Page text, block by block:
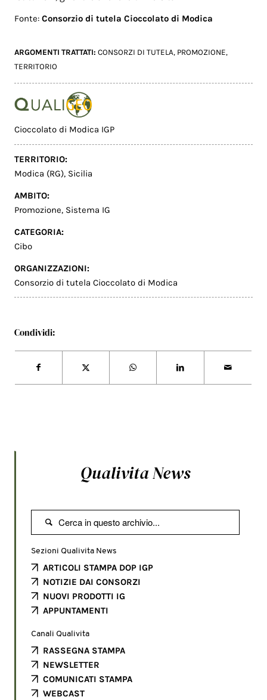
Fonte:Consorzio di tutela Cioccolato di Modica
ARGOMENTI TRATTATI:CONSORZI DI TUTELA, PROMOZIONE,
TERRITORIO
Cioccolato di Modica IGP
TERRITORIO:
Modica (RG), Sicilia
AMBITO:
Promozione, Sistema IG
CATEGORIA:
Cibo
ORGANIZZAZIONI:
Consorzio di tutela Cioccolato di Modica
Condividi:
Qualivita News

Sezioni Qualivita News
ARTICOLI STAMPA DOP IGP
NOTIZIE DAI CONSORZI
NUOVI PRODOTTI IG
APPUNTAMENTI
Canali Qualivita
RASSEGNA STAMPA
NEWSLETTER
COMUNICATI STAMPA
WEBCAST